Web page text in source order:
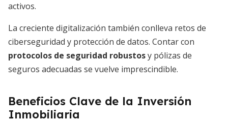
activos.
La creciente digitalización también conlleva retos de
ciberseguridad y protección de datos. Contar con
protocolos de seguridad robustosy pólizas de
seguros adecuadas se vuelve imprescindible.
Beneficios Clave de la Inversión
Inmobiliaria